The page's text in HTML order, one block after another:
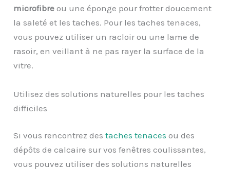
microfibre ou une éponge pour frotter doucement
la saleté et les taches. Pour les taches tenaces,
vous pouvez utiliser un racloir ou une lame de
rasoir, en veillant à ne pas rayer la surface de la
vitre.
Utilisez des solutions naturelles pour les taches
difficiles
Si vous rencontrez destaches tenaces ou des
dépôts de calcaire sur vos fenêtres coulissantes,
vous pouvez utiliser des solutions naturelles